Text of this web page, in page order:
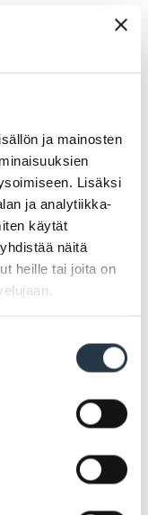
ja mainosten
Lisäksi
ja analytiikka-
käytät
näitä
heille tai joita on
59.77 KB
PDF 3.57 MB
PDF 8.21 MB
11.56 MB